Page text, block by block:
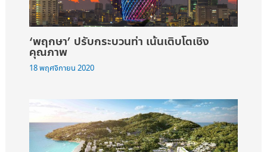
‘พฤกษา’ ปรับกระบวนท่า เน้นเติบโตเชิง
คุณภาพ
18 พฤศจิกายน 2020